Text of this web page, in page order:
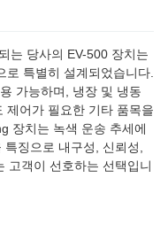
는 당사의 EV-500 장치는
특별히 설계되었습니다.
가능하며, 냉장 및 냉동
제어가 필요한 기타 품목을
장치는 녹색 운송 추세에
징으로 내구성, 신뢰성,
고객이 선호하는 선택입니